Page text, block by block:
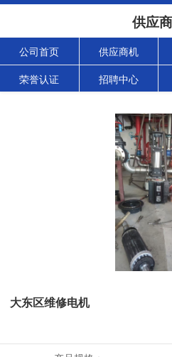
供应
公司首页 供应商机
荣誉认证 招聘中心
大东区维修电机